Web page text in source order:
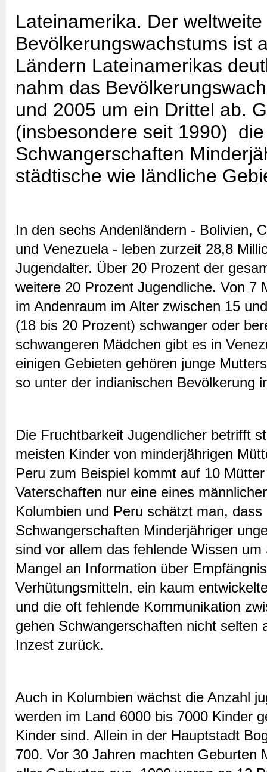
Lateinamerika. Der
Bevölkerungswachstums ist
Ländern Lateinamerikas
nahm das
und 2005 um ein Drittel ab.
(insbesondere seit 1990)
Schwangerschaften
städtische wie ländliche
In den sechs Andenländern - Bolivien,
und Venezuela - leben zurzeit 28,8
Jugendalter. Über 20 Prozent der
weitere 20 Prozent Jugendliche. Von 7
im Andenraum im Alter zwischen 15
(18 bis 20 Prozent) schwanger oder
schwangeren Mädchen gibt es in
einigen Gebieten gehören junge
so unter der indianischen Bevölkerung
Die Fruchtbarkeit Jugendlicher betrifft
meisten Kinder von minderjährigen
Peru zum Beispiel kommt auf 10
Vaterschaften nur eine eines
Kolumbien und Peru schätzt man,
Schwangerschaften Minderjähriger
sind vor allem das fehlende Wissen
Mangel an Information über
Verhütungsmitteln, ein kaum
und die oft fehlende Kommunikation
gehen Schwangerschaften nicht selten
Inzest zurück.
Auch in Kolumbien wächst die Anzahl
werden im Land 6000 bis 7000 Kinder
Kinder sind. Allein in der Hauptstadt
700. Vor 30 Jahren machten Geburten